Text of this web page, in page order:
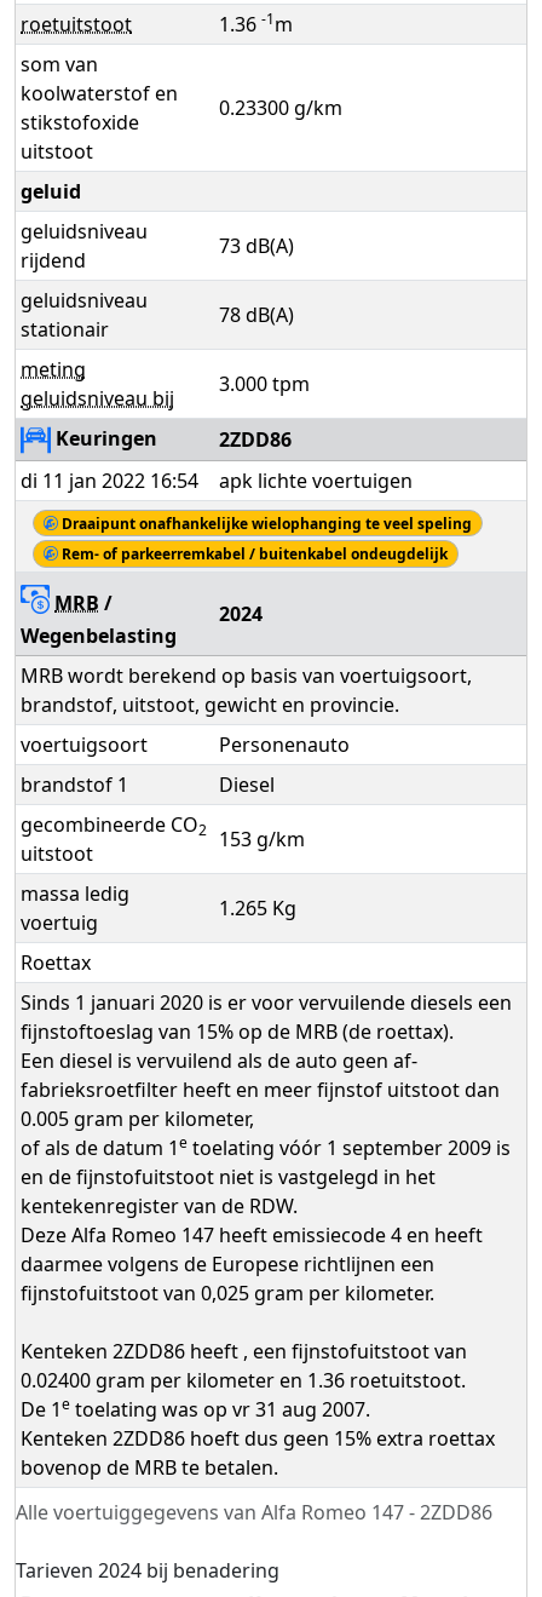
Alle voertuiggegevens van Alfa Romeo 147 - 2ZDD86
roetuitstoot 1.36 -1m
som van
koolwaterstof en
stikstofoxide
uitstoot
0.23300 g/km
geluid
geluidsniveau
rijdend
73 dB(A)
geluidsniveau
stationair
78 dB(A)
meting
geluidsniveau bij
3.000 tpm
Keuringen
2ZDD86
di 11 jan 2022 16:54
apk lichte voertuigen
Draaipunt onafhankelijke wielophanging te veel speling
Rem- of parkeerremkabel / buitenkabel ondeugdelijk
MRB /
Wegenbelasting
2024
MRB wordt berekend op basis van voertuigsoort,
brandstof, uitstoot, gewicht en provincie.
voertuigsoort
Personenauto
brandstof 1
Diesel
gecombineerde CO2
uitstoot
153 g/km
massa ledig
voertuig
1.265 Kg
Roettax
Sinds 1 januari 2020 is er voor vervuilende diesels een
fijnstoftoeslag van 15% op de MRB (de roettax).
Een diesel is vervuilend als de auto geen af-
fabrieksroetfilter heeft en meer fijnstof uitstoot dan
0.005 gram per kilometer,
of als de datum 1e toelating vóór 1 september 2009 is
en de fijnstofuitstoot niet is vastgelegd in het
kentekenregister van de RDW.
Deze Alfa Romeo 147 heeft emissiecode 4 en heeft
daarmee volgens de Europese richtlijnen een
fijnstofuitstoot van 0,025 gram per kilometer.
Kenteken 2ZDD86 heeft , een fijnstofuitstoot van
0.02400 gram per kilometer en 1.36 roetuitstoot.
De 1e toelating was op vr 31 aug 2007.
Kenteken 2ZDD86 hoeft dus geen 15% extra roettax
bovenop de MRB te betalen.
Tarieven 2024 bij benadering